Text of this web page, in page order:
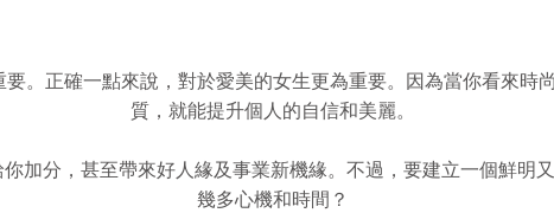
。正確一點來說，對於愛美的女生更為重要。因為當你看來時
質，就能提升個人的自信和美麗。
加分，甚至帶來好人緣及事業新機緣。不過，要建立一個鮮明
幾多心機和時間？